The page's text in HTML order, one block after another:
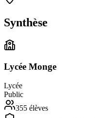
Synthèse
Lycée Monge
Lycée
Public
355 élèves